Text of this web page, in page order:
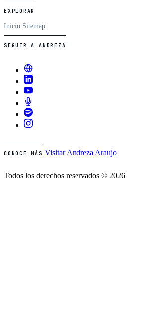
EXPLORAR
Inicio Sitemap
SEGUIR A ANDREZA
CONOCE MÁS Visitar Andreza Araujo
Todos los derechos reservados © 2026